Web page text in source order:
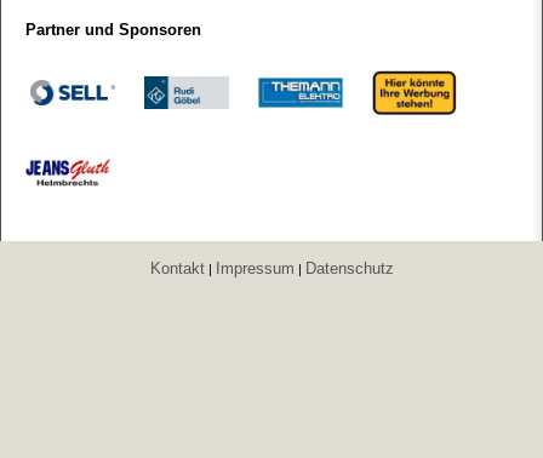
Partner und Sponsoren
Kontakt| Impressum Datenschutz